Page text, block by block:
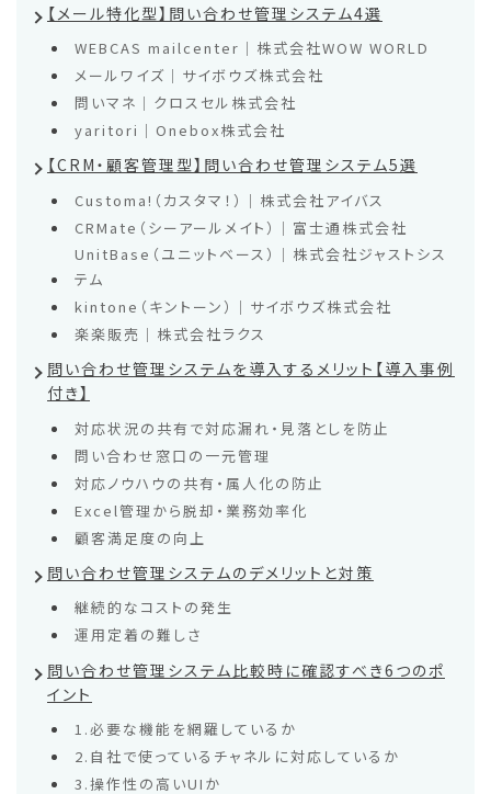
【メール特化型】問い合わせ管理システム4選
WEBCAS mailcenter｜株式会社WOW WORLD
メールワイズ｜サイボウズ株式会社
問いマネ｜クロスセル株式会社
yaritori｜Onebox株式会社
【CRM・顧客管理型】問い合わせ管理システム5選
Customa!（カスタマ！）｜株式会社アイバス
CRMate（シーアールメイト）｜富士通株式会社
UnitBase（ユニットベース）｜株式会社ジャストシス
テム
kintone（キントーン）｜サイボウズ株式会社
楽楽販売｜株式会社ラクス
問い合わせ管理システムを導入するメリット【導入事例
付き】
対応状況の共有で対応漏れ・見落としを防止
問い合わせ窓口の一元管理
対応ノウハウの共有・属人化の防止
Excel管理から脱却・業務効率化
顧客満足度の向上
問い合わせ管理システムのデメリットと対策
継続的なコストの発生
運用定着の難しさ
問い合わせ管理システム比較時に確認すべき6つのポ
イント
1.必要な機能を網羅しているか
2.自社で使っているチャネルに対応しているか
3.操作性の高いUIか